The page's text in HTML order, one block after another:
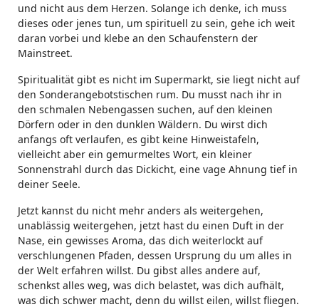
und nicht aus dem Herzen. Solange ich denke, ich muss
dieses oder jenes tun, um spirituell zu sein, gehe ich weit
daran vorbei und klebe an den Schaufenstern der
Mainstreet.
Spiritualität gibt es nicht im Supermarkt, sie liegt nicht auf
den Sonderangebotstischen rum. Du musst nach ihr in
den schmalen Nebengassen suchen, auf den kleinen
Dörfern oder in den dunklen Wäldern. Du wirst dich
anfangs oft verlaufen, es gibt keine Hinweistafeln,
vielleicht aber ein gemurmeltes Wort, ein kleiner
Sonnenstrahl durch das Dickicht, eine vage Ahnung tief in
deiner Seele.
Jetzt kannst du nicht mehr anders als weitergehen,
unablässig weitergehen, jetzt hast du einen Duft in der
Nase, ein gewisses Aroma, das dich weiterlockt auf
verschlungenen Pfaden, dessen Ursprung du um alles in
der Welt erfahren willst. Du gibst alles andere auf,
schenkst alles weg, was dich belastet, was dich aufhält,
was dich schwer macht, denn du willst eilen, willst fliegen.